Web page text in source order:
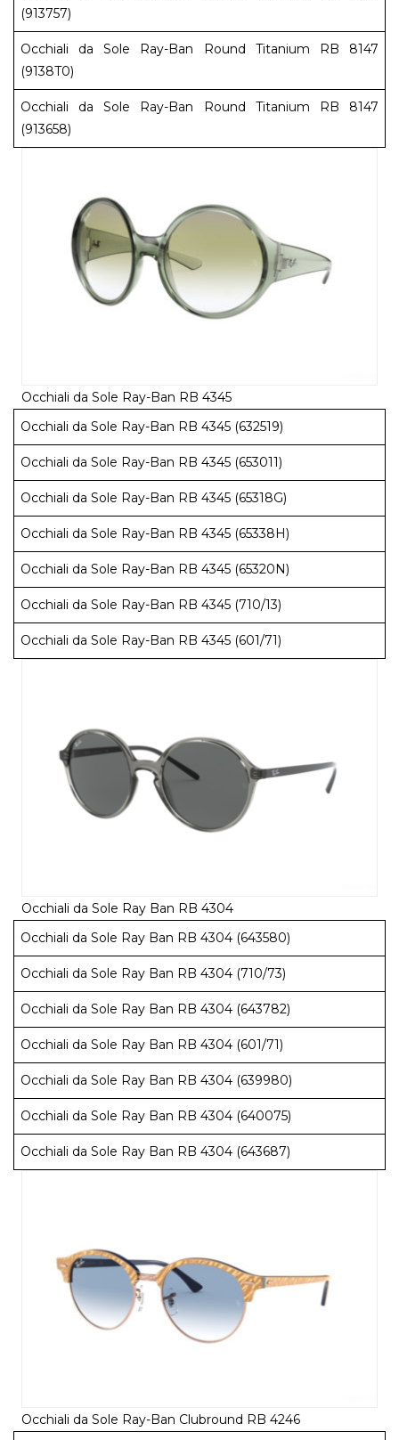
(913757)
Occhiali da Sole Ray-Ban Round Titanium RB 8147
(9138T0)
Occhiali da Sole Ray-Ban Round Titanium RB 8147
(913658)
Occhiali da Sole Ray-Ban RB 4345
Occhiali da Sole Ray-Ban RB 4345 (632519)
Occhiali da Sole Ray-Ban RB 4345 (653011)
Occhiali da Sole Ray-Ban RB 4345 (65318G)
Occhiali da Sole Ray-Ban RB 4345 (65338H)
Occhiali da Sole Ray-Ban RB 4345 (65320N)
Occhiali da Sole Ray-Ban RB 4345 (710/13)
Occhiali da Sole Ray-Ban RB 4345 (601/71)
Occhiali da Sole Ray Ban RB 4304
Occhiali da Sole Ray Ban RB 4304 (643580)
Occhiali da Sole Ray Ban RB 4304 (710/73)
Occhiali da Sole Ray Ban RB 4304 (643782)
Occhiali da Sole Ray Ban RB 4304 (601/71)
Occhiali da Sole Ray Ban RB 4304 (639980)
Occhiali da Sole Ray Ban RB 4304 (640075)
Occhiali da Sole Ray Ban RB 4304 (643687)
Occhiali da Sole Ray-Ban Clubround RB 4246